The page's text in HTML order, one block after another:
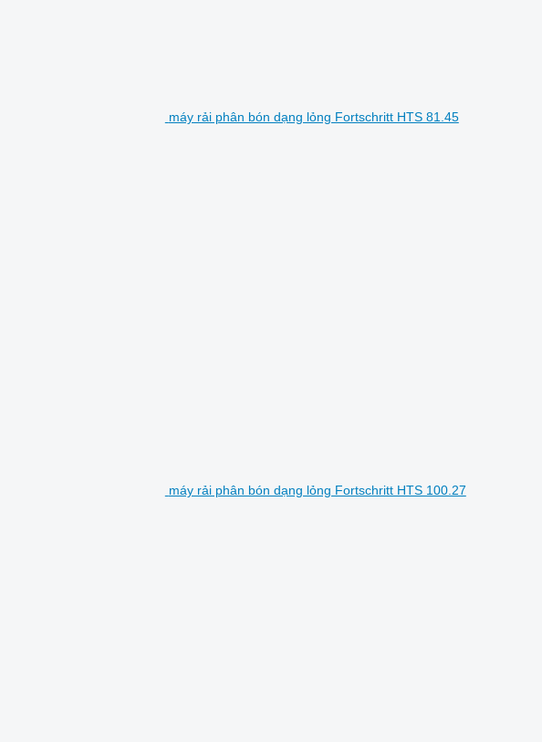
máy rải phân bón dạng lỏng Fortschritt HTS 81.45
máy rải phân bón dạng lỏng Fortschritt HTS 100.27